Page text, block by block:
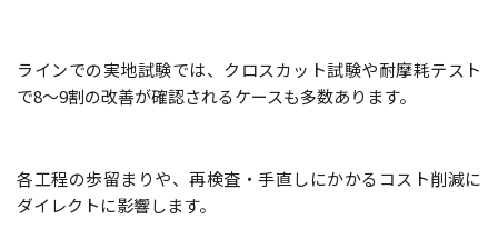
ラインでの実地試験では、クロスカット試験や耐摩耗テスト
で8～9割の改善が確認されるケースも多数あります。
各工程の歩留まりや、再検査・手直しにかかるコスト削減に
ダイレクトに影響します。